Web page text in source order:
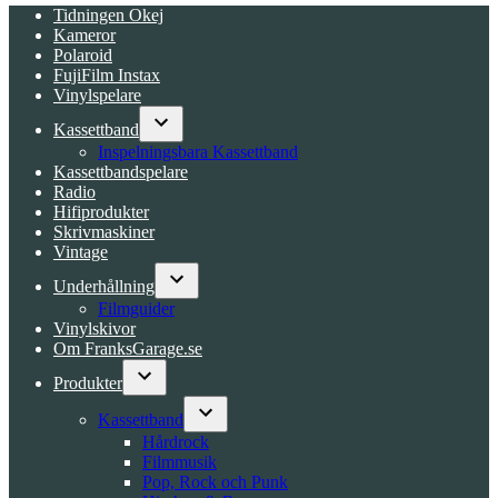
Tidningen Okej
Kameror
Polaroid
FujiFilm Instax
Vinylspelare
Kassettband
Open
dropdown
menu
Inspelningsbara Kassettband
Kassettbandspelare
Radio
Hifiprodukter
Skrivmaskiner
Vintage
Underhållning
Open
Filmguider
Vinylskivor
Om FranksGarage.se
Produkter
Open
dropdown
menu
Kassettband
Open
dropdown
menu
Hårdrock
Filmmusik
Pop, Rock och Punk